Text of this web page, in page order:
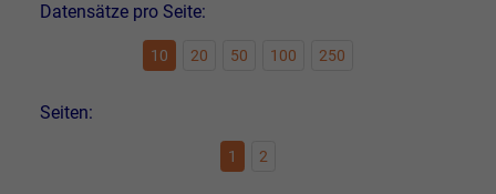
Datensätze pro Seite:
10 20 50 100 250
Seiten:
1 2